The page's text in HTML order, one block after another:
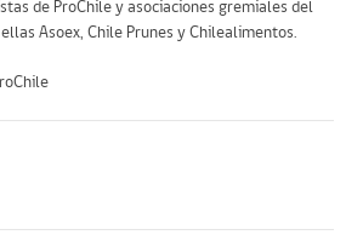
de ProChile y asociaciones gremiales del
Asoex, Chile Prunes y Chilealimentos.